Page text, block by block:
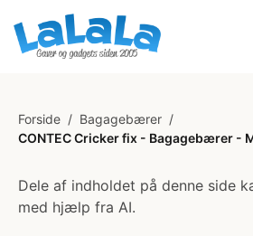
Forside / Bagagebærer /
CONTEC Cricker fix - Bagagebærer -
Dele af indholdet på denne side
med hjælp fra AI.